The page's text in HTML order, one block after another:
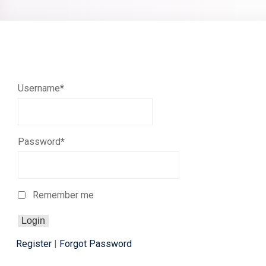
Username*
Password*
Remember me
Register | Forgot Password